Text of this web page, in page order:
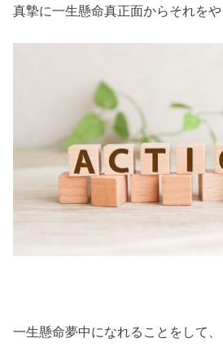
真摯に一生懸命真正面からそれをや
一生懸命夢中になれることをして、